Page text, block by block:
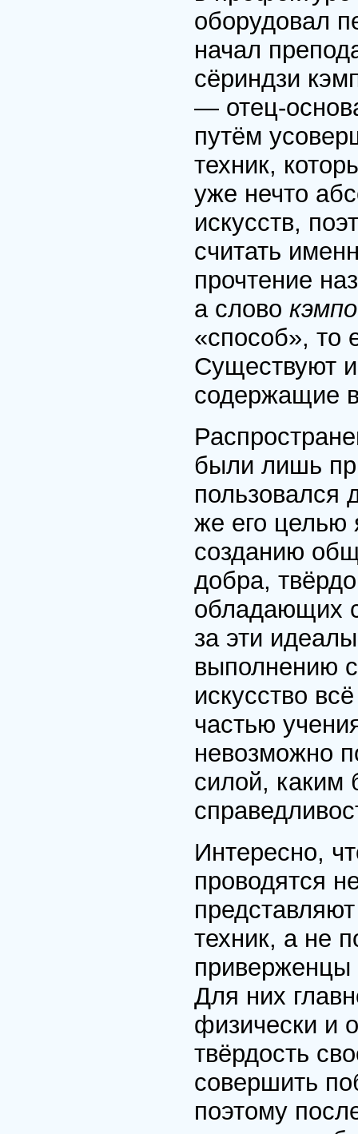
оборудовал
начал
сёриндзи
— отец-
путём
техник,
уже нечто
искусств,
считать
прочтение
а слово
«способ», то
Существуют
содержащие
были лишь
пользовался
же его целью
созданию
добра,
обладающих
за эти
выполнению
искусство
частью
невозможно
силой, каким
Интересно,
проводятся
техник, а не
приверженцы
Для них
физически и
твёрдость
совершить
поэтому